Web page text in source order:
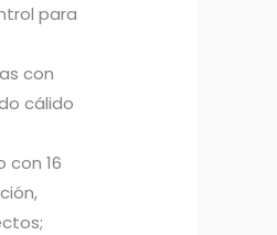
para
con
cálido
16